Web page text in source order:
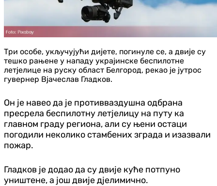
Три особе, укључујући дијете, погинуле се, а двије су
тешко рањене у нападу украјинске беспилотне
летјелице на руску област Белгород, рекао је јутрос
гувернер Вјачеслав Гладков.
Он је навео да је противваздушна одбрана
пресрела беспилотну летјелицу на путу ка
главном граду региона, али су њени остаци
погодили неколико стамбених зграда и изазвали
пожар.
Гладков је додао да су двије куће потпуно
уништене, а још двије дјелимично.